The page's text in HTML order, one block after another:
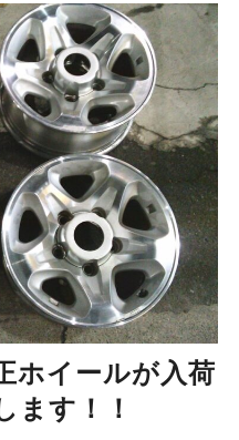
ホイールが入荷
ます！！